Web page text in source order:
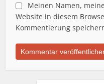
Meinen Namen,
Website in diesem
Kommentierung